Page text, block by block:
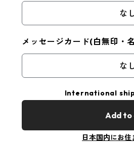
な
メッセージカード(白無印・
な
International
Add
日本国内にお